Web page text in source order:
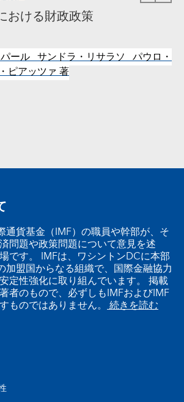
おける財政政策
ール サンドラ・リサラソ パウロ・
ピアッツァ著
通貨基金（IMF）の職員や幹部が、そ
問題や政策問題について意見を述
です。 IMFは、ワシントンDCに本部
加盟国からなる組織で、国際金融協力
定性強化に取り組んでいます。 掲載
者のもので、必ずしもIMFおよびIMF
ものではありません。 続きを読む